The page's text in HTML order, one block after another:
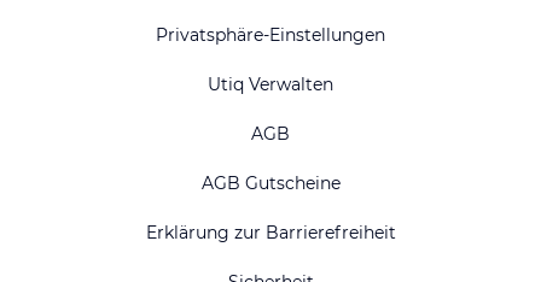
Privatsphäre-Einstellungen
Utiq Verwalten
AGB
AGB Gutscheine
Erklärung zur Barrierefreiheit